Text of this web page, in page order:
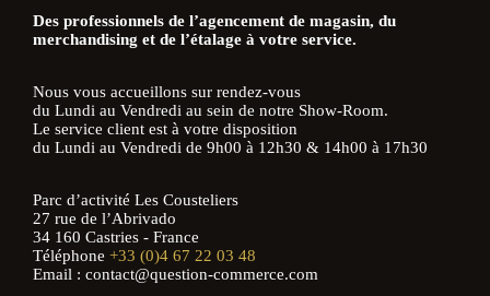
Des professionnels de l’agencement de magasin, du
merchandising et de l’étalage à votre service.
Nous vous accueillons sur rendez-vous
du Lundi au Vendredi au sein de notre Show-Room.
Le service client est à votre disposition
du Lundi au Vendredi de 9h00 à 12h30 & 14h00 à 17h30
Parc d’activité Les Cousteliers
27 rue de l’Abrivado
34 160 Castries - France
Téléphone +33 (0)4 67 22 03 48
Email : contact@question-commerce.com